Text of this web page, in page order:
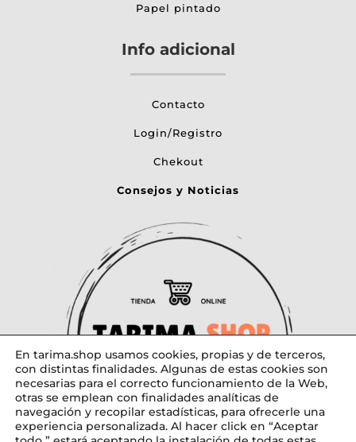
Papel pintado
Info adicional
Contacto
Login/Registro
Chekout
Consejos y Noticias
En tarima.shop usamos cookies, propias y de terceros,
con distintas finalidades. Algunas de estas cookies son
necesarias para el correcto funcionamiento de la Web,
otras se emplean con finalidades analíticas de
navegación y recopilar estadísticas, para ofrecerle una
experiencia personalizada. Al hacer click en “Aceptar